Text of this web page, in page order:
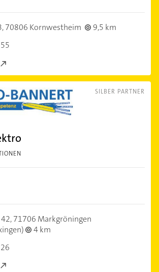
70806 Kornwestheim
9,5 km
SILBER PARTNER
71706 Markgröningen
4 km